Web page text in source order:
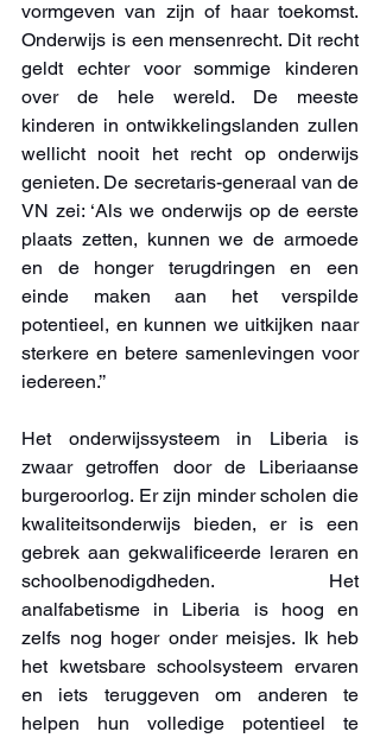
vormgeven van zijn of haar toekomst.
Onderwijs is een mensenrecht. Dit recht
geldt echter voor sommige kinderen
over de hele wereld. De meeste
kinderen in ontwikkelingslanden zullen
wellicht nooit het recht op onderwijs
genieten. De secretaris-generaal van de
VN zei: ‘Als we onderwijs op de eerste
plaats zetten, kunnen we de armoede
en de honger terugdringen en een
einde maken aan het verspilde
potentieel, en kunnen we uitkijken naar
sterkere en betere samenlevingen voor
iedereen.’’
Het onderwijssysteem in Liberia is
zwaar getroffen door de Liberiaanse
burgeroorlog. Er zijn minder scholen die
kwaliteitsonderwijs bieden, er is een
gebrek aan gekwalificeerde leraren en
schoolbenodigdheden. Het
analfabetisme in Liberia is hoog en
zelfs nog hoger onder meisjes. Ik heb
het kwetsbare schoolsysteem ervaren
en iets teruggeven om anderen te
helpen hun volledige potentieel te